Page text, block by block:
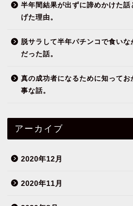
半年間結果が出ずに諦めかけた
げた理由。
脱サラして半年パチンコで食いな
だった話。
真の成功者になるために知って
事な話。
アーカイブ
2020年12月
2020年11月